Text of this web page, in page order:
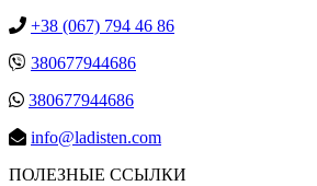
+38 (067) 794 46 86
380677944686
380677944686
info@ladisten.com
ПОЛЕЗНЫЕ ССЫЛКИ